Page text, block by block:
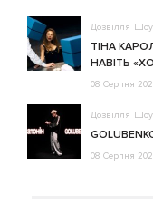
Дозвілля
ТІНА
НАВІТЬ
08 Серпня
Дозвілля
08 Серпня